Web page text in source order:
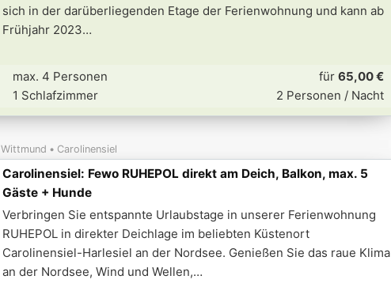
sich in der darüberliegenden Etage der Ferienwohnung und kann ab
Frühjahr 2023
max. 4 Personen
1 Schlafzimmer
für 65,00 €
2 Personen / Nacht
Wittmund Carolinensiel
Carolinensiel: Fewo RUHEPOL direkt am Deich, Balkon, max. 5
Gäste + Hunde
Verbringen Sie entspannte Urlaubstage in unserer Ferienwohnung
RUHEPOL in direkter Deichlage im beliebten Küstenort
Carolinensiel-Harlesiel an der Nordsee. Genießen Sie das raue Klima
an der Nordsee, Wind und Wellen,